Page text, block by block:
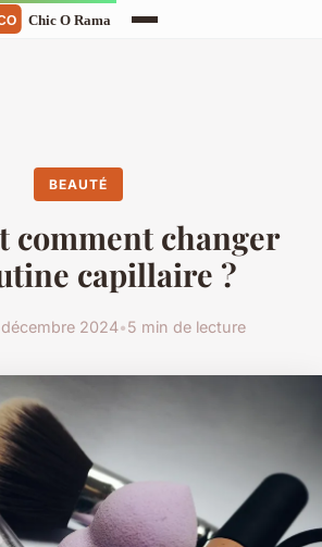
BEAUTÉ
comment changer
capillaire ?
2024•5 min de lecture